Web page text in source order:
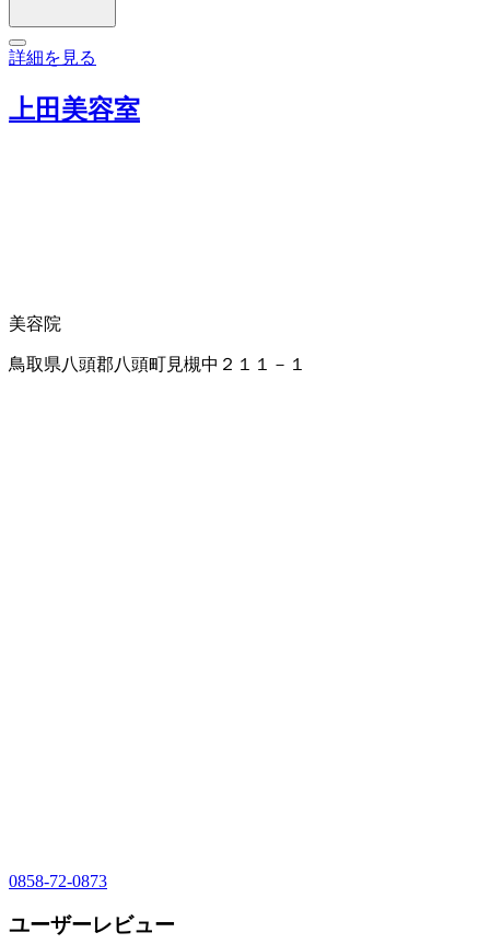
詳細を見る
上田美容室
美容院
鳥取県八頭郡八頭町見槻中２１１－１
0858-72-0873
ユーザーレビュー